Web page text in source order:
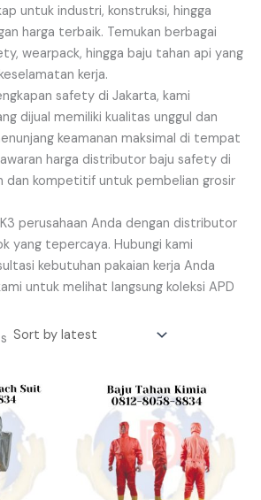
untuk industri, konstruksi, hingga
harga terbaik. Temukan berbagai
wearpack, hingga baju tahan api yang
kerja.
safety di Jakarta, kami
dijual memiliki kualitas unggul dan
keamanan maksimal di tempat
harga distributor baju safety di
dan kompetitif untuk pembelian grosir
perusahaan Anda dengan distributor
yang tepercaya. Hubungi kami
kebutuhan pakaian kerja Anda
untuk melihat langsung koleksi APD